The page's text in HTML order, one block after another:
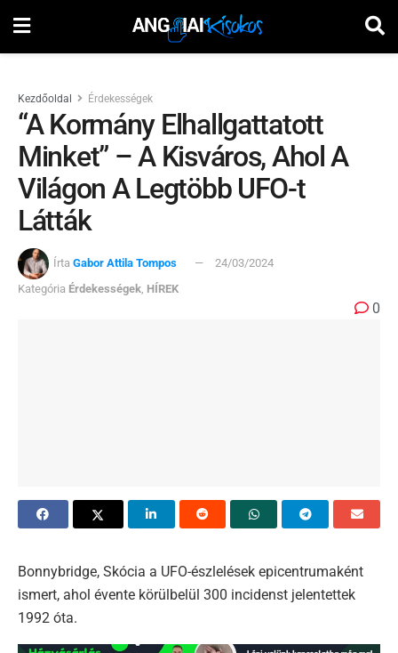
Kezdőoldal Érdekességek
“A Kormány Elhallgattatott
Minket” – A Kisváros, Ahol A
Világon A Legtöbb UFO-t
Látták
Írta Gabor Attila Tompos
24/03/2024
Kategória Érdekességek HÍREK
0
Bonnybridge, Skócia a UFO-észlelések epicentrumaként
ismert, ahol évente körülbelül 300 incidenst jelentettek
1992 óta.